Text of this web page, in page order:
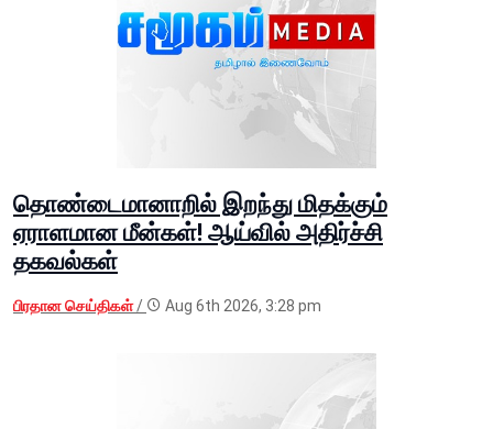
தொண்டைமானாறில் இறந்து மிதக்கும்
ஏராளமான மீன்கள்! ஆய்வில் அதிர்ச்சி
தகவல்கள்
பிரதான செய்திகள்/ Aug 6th 2026, 3:28 pm